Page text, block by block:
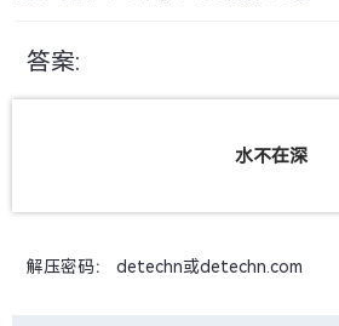
答案:
水不在深
解压密码： detechn或detechn.com